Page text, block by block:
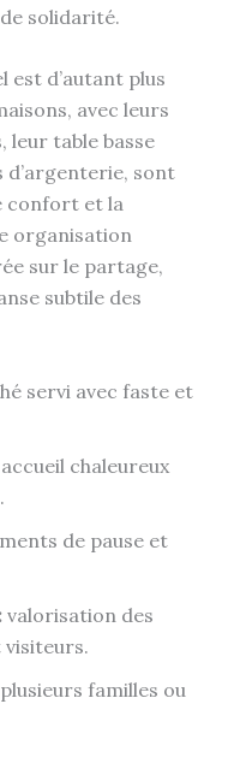
solidarité.
est d’autant plus
avec leurs
leur table basse
sont
confort et la
organisation
sur le partage,
subtile des
servi avec faste et
chaleureux
de pause et
valorisation des
familles ou